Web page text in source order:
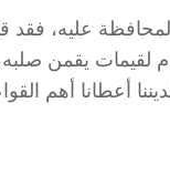
عليه، فقد
يقمن
أعطانا أهم